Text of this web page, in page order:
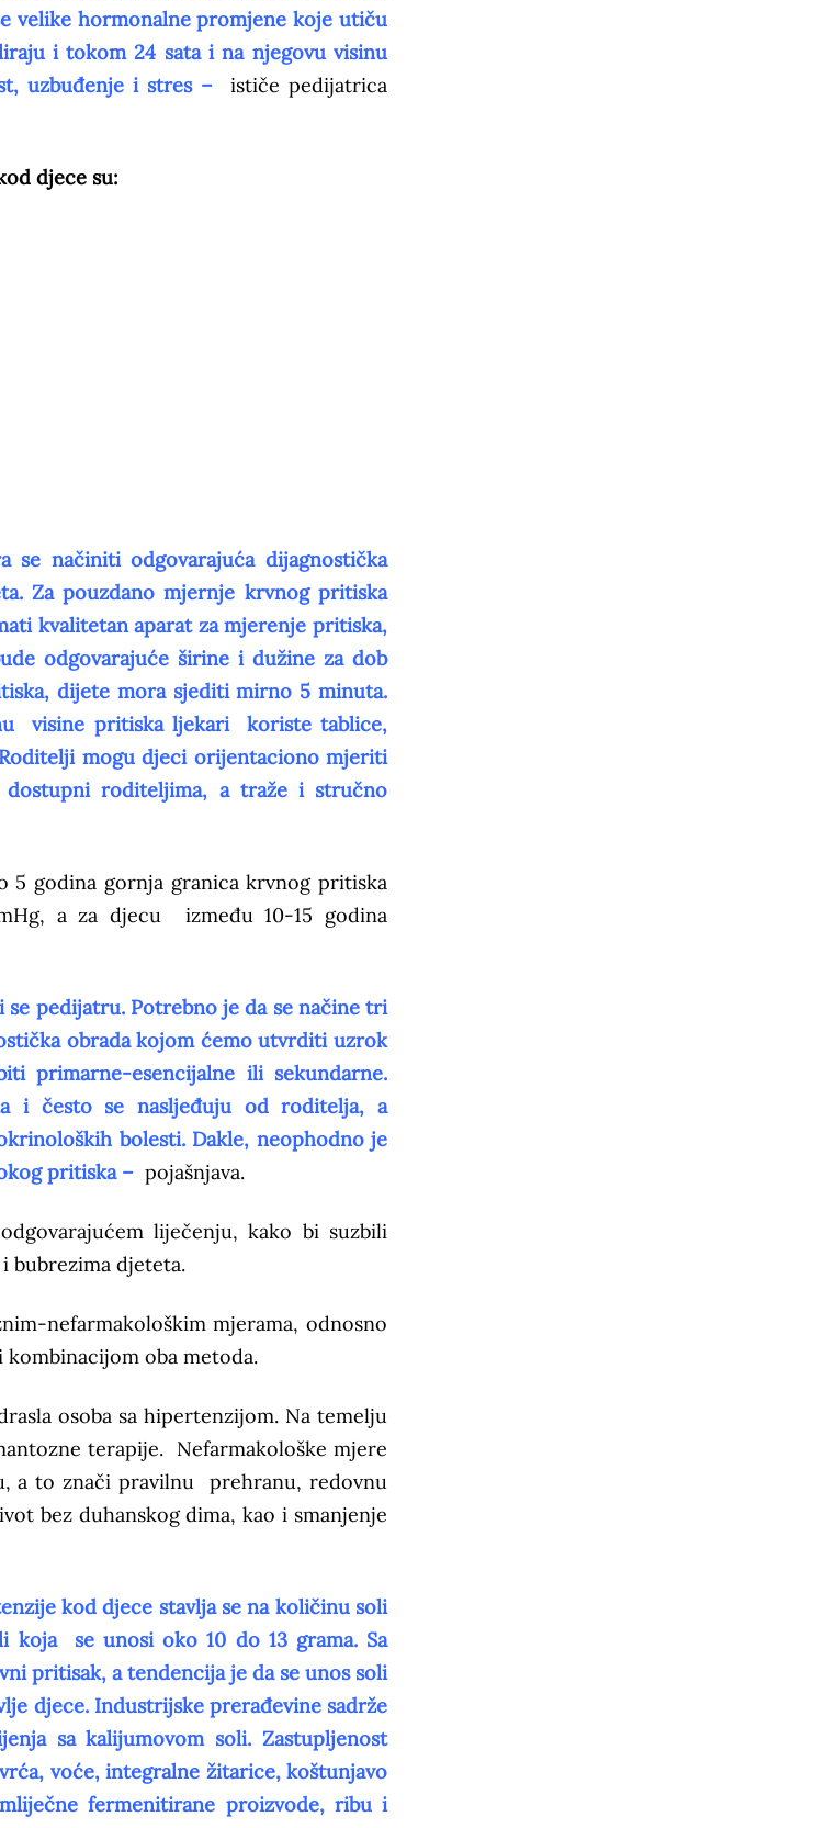
velike hormonalne promjene koje utiču
i tokom 24 sata i na njegovu visinu
uzbuđenje i stres –
ističe pedijatrica
djece su:
se načiniti odgovarajuća dijagnostička
Za pouzdano mjernje krvnog pritiska
kvalitetan aparat za mjerenje pritiska,
odgovarajuće širine i dužine za dob
dijete mora sjediti mirno 5 minuta.
visine pritiska ljekari koriste tablice,
mogu djeci orijentaciono mjeriti
roditeljima, a traže i stručno
5 godina gornja granica krvnog pritiska
a za djecu između 10-15 godina
pedijatru. Potrebno je da se načine tri
obrada kojom ćemo utvrditi uzrok
primarne-esencijalne ili sekundarne.
i često se nasljeđuju od roditelja, a
bolesti. Dakle, neophodno je
pritiska – pojašnjava.
liječenju, kako bi suzbili
bubrezima djeteta.
nefarmakološkim mjerama, odnosno
oba metoda.
osoba sa hipertenzijom. Na temelju
terapije. Nefarmakološke mjere
a to znači pravilnu prehranu, redovnu
bez duhanskog dima, kao i smanjenje
kod djece stavlja se na količinu soli
koja se unosi oko 10 do 13 grama. Sa
pritisak, a tendencija je da se unos soli
djece. Industrijske prerađevine sadrže
sa kalijumovom soli. Zastupljenost
voće, integralne žitarice, koštunjavo
fermenitirane proizvode, ribu i